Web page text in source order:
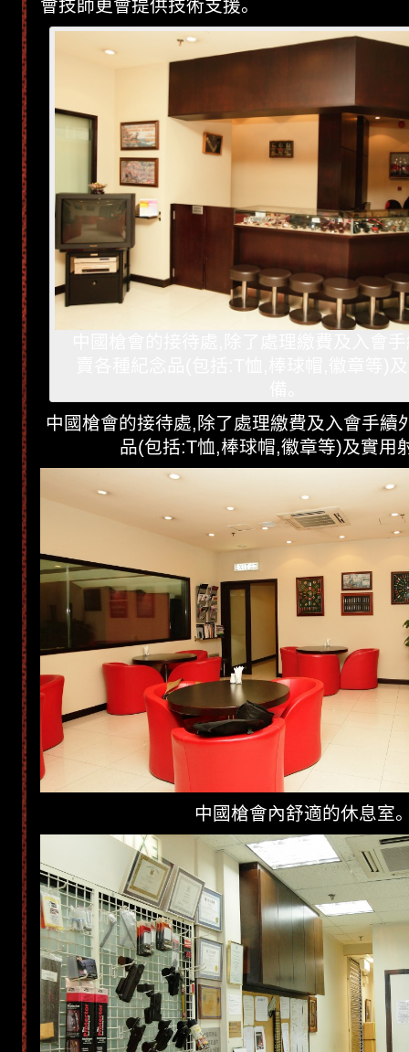
會技師更會提供技術支援。
中國槍會的接待處,除了處理繳費及入會手續
品(包括:T恤,棒球帽,徽章等)及實用
中國槍會內舒適的休息室